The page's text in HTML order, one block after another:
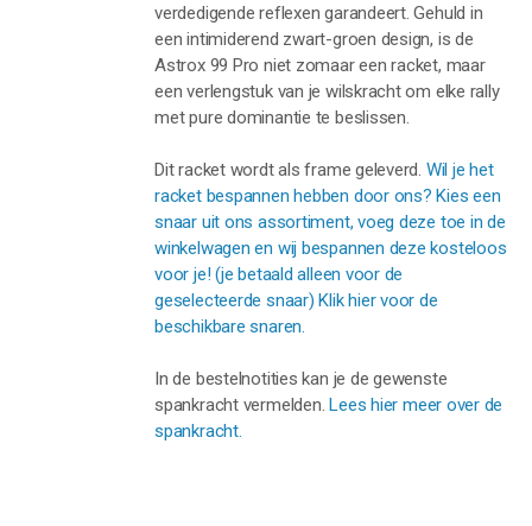
verdedigende reflexen garandeert. Gehuld in
een intimiderend zwart-groen design, is de
Astrox 99 Pro niet zomaar een racket, maar
een verlengstuk van je wilskracht om elke rally
met pure dominantie te beslissen.
Dit racket wordt als frame geleverd. Wil je het
racket bespannen hebben door ons? Kies een
snaar uit ons assortiment, voeg deze toe in de
winkelwagen en wij bespannen deze kosteloos
voor je! (je betaald alleen voor de
geselecteerde snaar) Klik hier voor de
beschikbare snaren.
In de bestelnotities kan je de gewenste
spankracht vermelden. Lees hier meer over de
spankracht.